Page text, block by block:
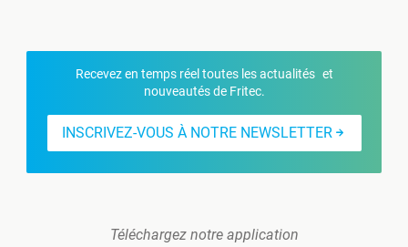
Recevez en temps réel toutes les actualités et
nouveautés de Fritec.
INSCRIVEZ-VOUS À NOTRE NEWSLETTER
Téléchargez notre application